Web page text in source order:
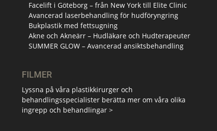
Facelift i Göteborg – från New York till Elite Clinic
Avancerad laserbehandling för hudföryngring
Bukplastik med fettsugning
Akne och Akneärr – Hudläkare och Hudterapeuter
SUMMER GLOW – Avancerad ansiktsbehandling
FILMER
Lyssna på våra plastikkirurger och
behandlingsspecialister berätta mer om våra olika
ingrepp och behandlingar >